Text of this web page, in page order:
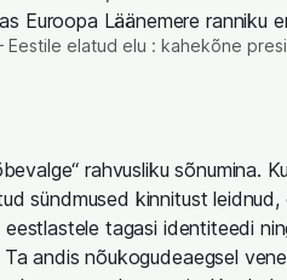
Euroopa Läänemere ranniku
Eestile elatud elu : kahekõne
rahvusliku sõnumina.
sündmused kinnitust
eestlastele tagasi identiteedi
andis nõukogudeaegsel